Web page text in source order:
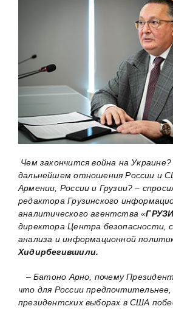
Чем закончится война на
дальнейшем отношения России и
Армении, России и Грузии? –
редактора Грузинского
аналитического агентства «
директора Центра безопасности,
анализа и информационной
Хидирбегившили.
– Батоно Арно, почему Президент
что для России предпочтительнее,
президентских выборах в США